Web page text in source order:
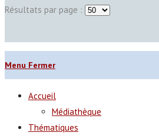
Résultats par page :
Menu Fermer
Accueil
Médiathèque
Thématiques